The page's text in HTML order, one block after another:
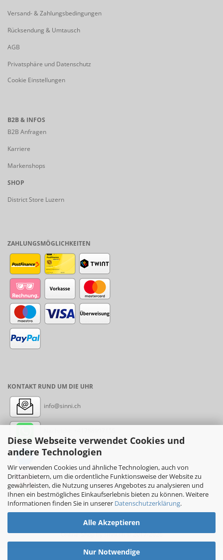
Diese Webseite verwendet Cookies und
andere Technologien
Wir verwenden Cookies und ähnliche Technologien, auch von
Drittanbietern, um die ordentliche Funktionsweise der Website zu
gewährleisten, die Nutzung unseres Angebotes zu analysieren und
Ihnen ein bestmögliches Einkaufserlebnis bieten zu können. Weitere
Informationen finden Sie in unserer Datenschutzerklärung.
Alle Akzeptieren
Nur Notwendige
Versand- & Zahlungsbedingungen
Rücksendung & Umtausch
AGB
Privatsphäre und Datenschutz
Cookie Einstellungen
B2B & INFOS
B2B Anfragen
Karriere
Markenshops
SHOP
District Store Luzern
ZAHLUNGSMÖGLICHKEITEN
KONTAKT RUND UM DIE UHR
info@sinni.ch
Messenger: sinni.ch
Instagram: sinni_ch
Online-Shopby sinni.ch © 2017-2026